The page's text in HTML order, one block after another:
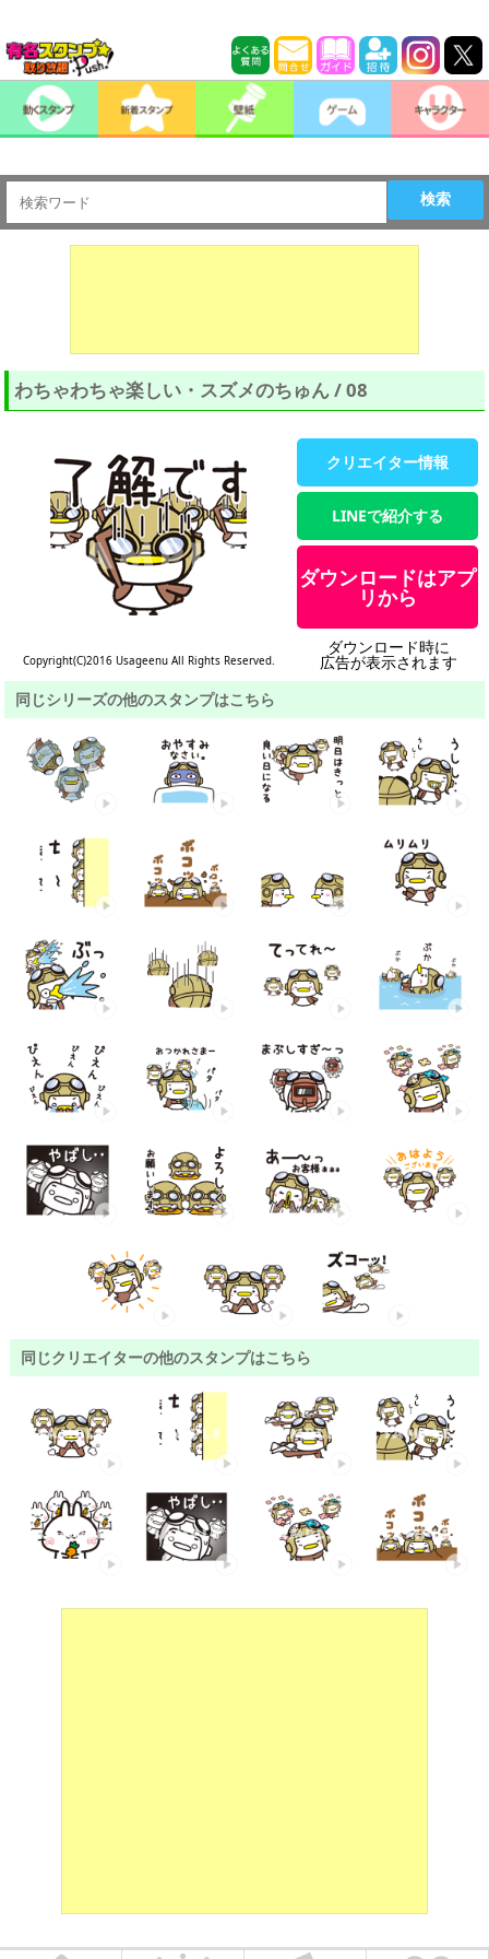
検索
わちゃわちゃ楽しい・スズメのちゅん / 08
Copyright(C)2016 Usageenu All Rights Reserved.
クリエイター情報
LINEで紹介する
ダウンロードはアプ
リから
ダウンロード時に
広告が表示されます
同じシリーズの他のスタンプはこちら
同じクリエイターの他のスタンプはこちら